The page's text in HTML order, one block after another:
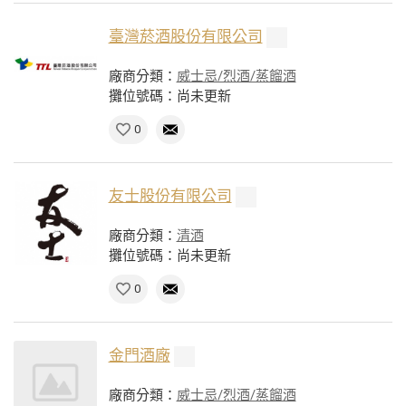
臺灣菸酒股份有限公司
廠商分類： 威士忌/烈酒/蒸餾酒
攤位號碼：尚未更新
0
友士股份有限公司
廠商分類： 清酒
攤位號碼：尚未更新
0
金門酒廠
廠商分類： 威士忌/烈酒/蒸餾酒